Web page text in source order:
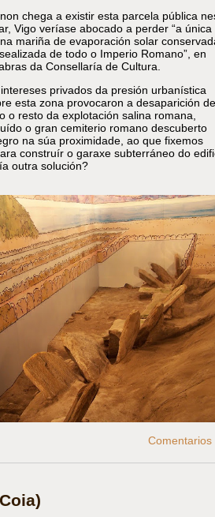
chega a existir esta parcela pública
Vigo veríase abocado a perder “a única
mariña de evaporación solar
de todo o Imperio Romano”, en
da Consellaría de Cultura.
privados da presión urbanística
esta zona provocaron a desaparición de
o resto da explotación salina romana,
o gran cemiterio romano descuberto
na súa proximidade, ao que fixemos
construír o garaxe subterráneo do
outra solución?
Comentarios